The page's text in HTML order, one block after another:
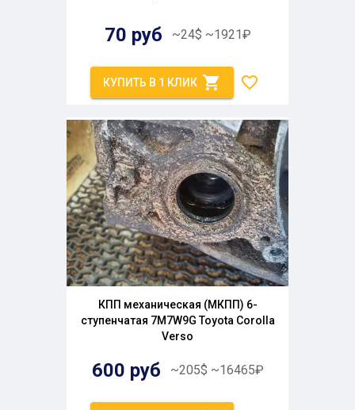
70 руб ~24$ ~1921₽
КУПИТЬ В 1 КЛИК
КПП механическая (МКПП) 6-
ступенчатая 7M7W9G Toyota Corolla
Verso
600 руб ~205$ ~16465₽